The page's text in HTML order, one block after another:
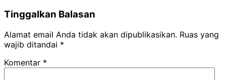
Tinggalkan Balasan
Alamat email Anda tidak akan dipublikasikan. Ruas yang
wajib ditandai *
Komentar *